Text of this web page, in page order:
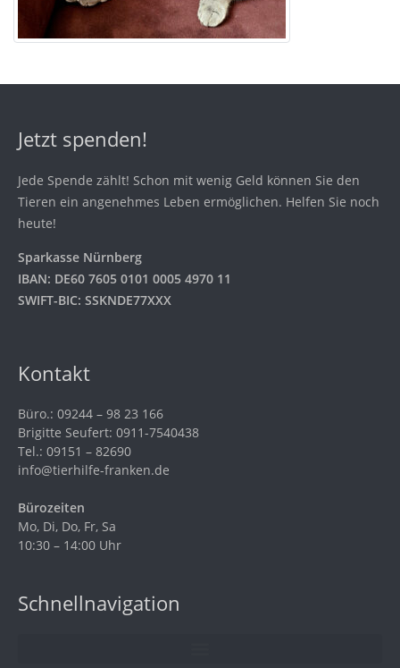
Jetzt spenden!
Jede Spende zählt! Schon mit wenig Geld können Sie den
Tieren ein angenehmes Leben ermöglichen. Helfen Sie noch
heute!
Sparkasse Nürnberg
IBAN: DE60 7605 0101 0005 4970 11
SWIFT-BIC: SSKNDE77XXX
Kontakt
Büro.: 09244 – 98 23 166
Brigitte Seufert: 0911-7540438
Tel.: 09151 – 82690
info@tierhilfe-franken.de
Bürozeiten
Mo, Di, Do, Fr, Sa
10:30 – 14:00 Uhr
Schnellnavigation